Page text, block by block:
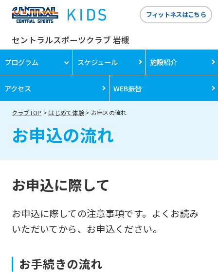
セントラルスポーツクラブ 岩槻
フィットネスはこちら
プログラム スケジュール 施設紹介
アクセス WEB振替
クラブTOP はじめて体験 お申込の流れ
お申込の流れ
お申込に際して
お申込に際しての注意事項です。よくお読み
いただいてから、お申込ください。
お手続きの流れ